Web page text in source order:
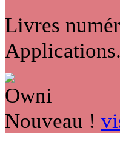
Livres
Nouveau !